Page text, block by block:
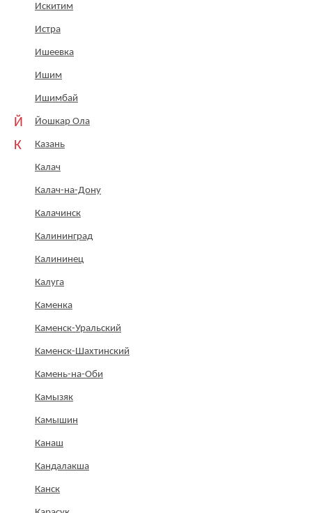
Искитим
Истра
Ишеевка
Ишим
Ишимбай
Й Йошкар Ола
К Казань
Калач
Калач-на-Дону
Калачинск
Калининград
Калининец
Калуга
Каменка
Каменск-Уральский
Каменск-Шахтинский
Камень-на-Оби
Камызяк
Камышин
Канаш
Кандалакша
Канск